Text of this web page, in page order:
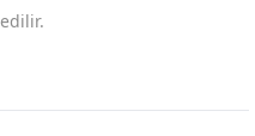
edilir.